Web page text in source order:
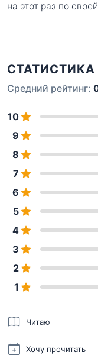
на этот раз по
СТАТИСТИКА
Средний рейтинг:
10
9
8
7
6
5
4
3
2
1
Читаю
Хочу прочитать